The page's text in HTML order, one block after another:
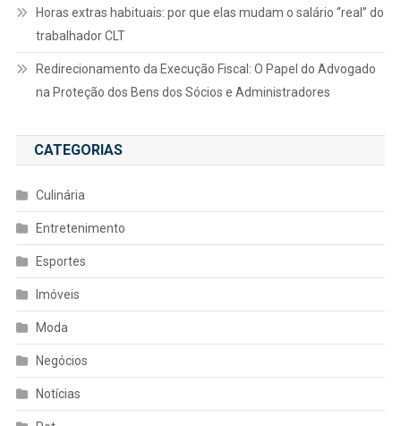
Horas extras habituais: por que elas mudam o salário “real” do
trabalhador CLT
Redirecionamento da Execução Fiscal: O Papel do Advogado
na Proteção dos Bens dos Sócios e Administradores
CATEGORIAS
Culinária
Entretenimento
Esportes
Imóveis
Moda
Negócios
Notícias